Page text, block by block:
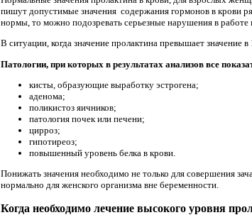
пишут допустимые значения содержания гормонов в крови
нормы, то можно подозревать серьезные нарушения в работе
В ситуации, когда значение пролактина превышает значение
Патологии, при которых в результатах анализов все
кисты, образующие выработку эстрогена;
аденома;
поликистоз яичников;
патология почек или печени;
цирроз;
гипотиреоз;
повышенный уровень белка в крови.
Понижать значения необходимо не только для совершения
нормально для женского организма вне беременности.
Когда необходимо лечение высокого уровня